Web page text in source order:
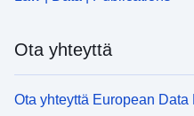
uriRef:
Ota yhteyttä
Ota yhteyttä European Data